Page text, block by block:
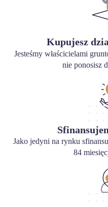
Kupujesz
Jesteśmy właścicielami
nie ponosisz
Jako jedyni na rynku
84